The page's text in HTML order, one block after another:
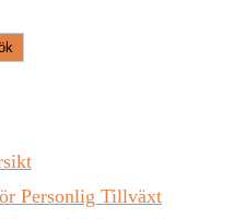
Personlig Tillväxt